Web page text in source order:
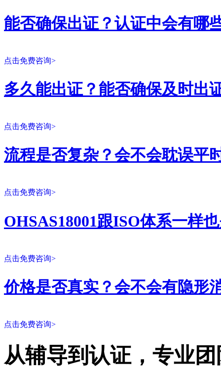
能否确保出证？认证中会有哪
点击免费咨询>
多久能出证？能否确保及时出
点击免费咨询>
流程是否复杂？会不会耽误平
点击免费咨询>
OHSAS18001跟ISO体系一样
点击免费咨询>
价格是否真实？会不会有隐形
点击免费咨询>
从辅导到认证，专业